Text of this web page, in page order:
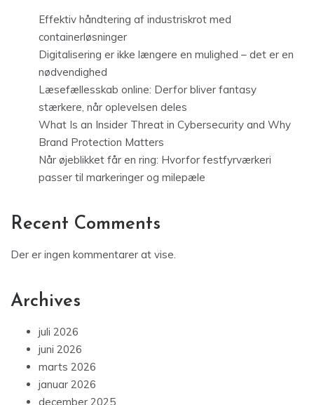
Effektiv håndtering af industriskrot med
containerløsninger
Digitalisering er ikke længere en mulighed – det er en
nødvendighed
Læsefællesskab online: Derfor bliver fantasy
stærkere, når oplevelsen deles
What Is an Insider Threat in Cybersecurity and Why
Brand Protection Matters
Når øjeblikket får en ring: Hvorfor festfyrværkeri
passer til markeringer og milepæle
Recent Comments
Der er ingen kommentarer at vise.
Archives
juli 2026
juni 2026
marts 2026
januar 2026
december 2025